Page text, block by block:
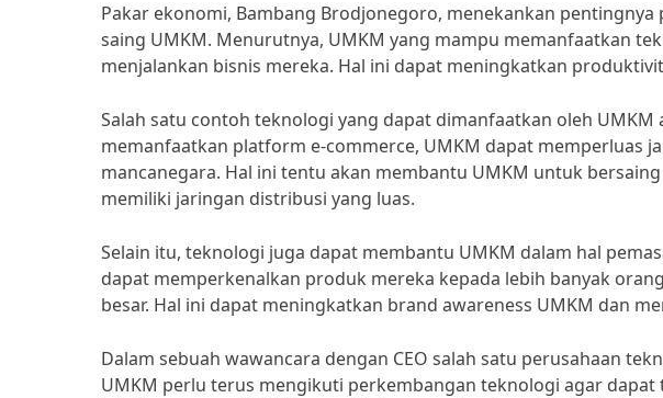
Pakar ekonomi, Bambang Brodjonegoro, menekankan
saing UMKM. Menurutnya, UMKM yang mampu memanfaatkan
menjalankan bisnis mereka. Hal ini dapat meningkatkan
Salah satu contoh teknologi yang dapat dimanfaatkan oleh UMKM
memanfaatkan platform e-commerce, UMKM dapat memperluas
mancanegara. Hal ini tentu akan membantu UMKM untuk
memiliki jaringan distribusi yang luas.
Selain itu, teknologi juga dapat membantu UMKM dalam hal
dapat memperkenalkan produk mereka kepada lebih banyak
besar. Hal ini dapat meningkatkan brand awareness UMKM dan
Dalam sebuah wawancara dengan CEO salah satu perusahaan
UMKM perlu terus mengikuti perkembangan teknologi agar